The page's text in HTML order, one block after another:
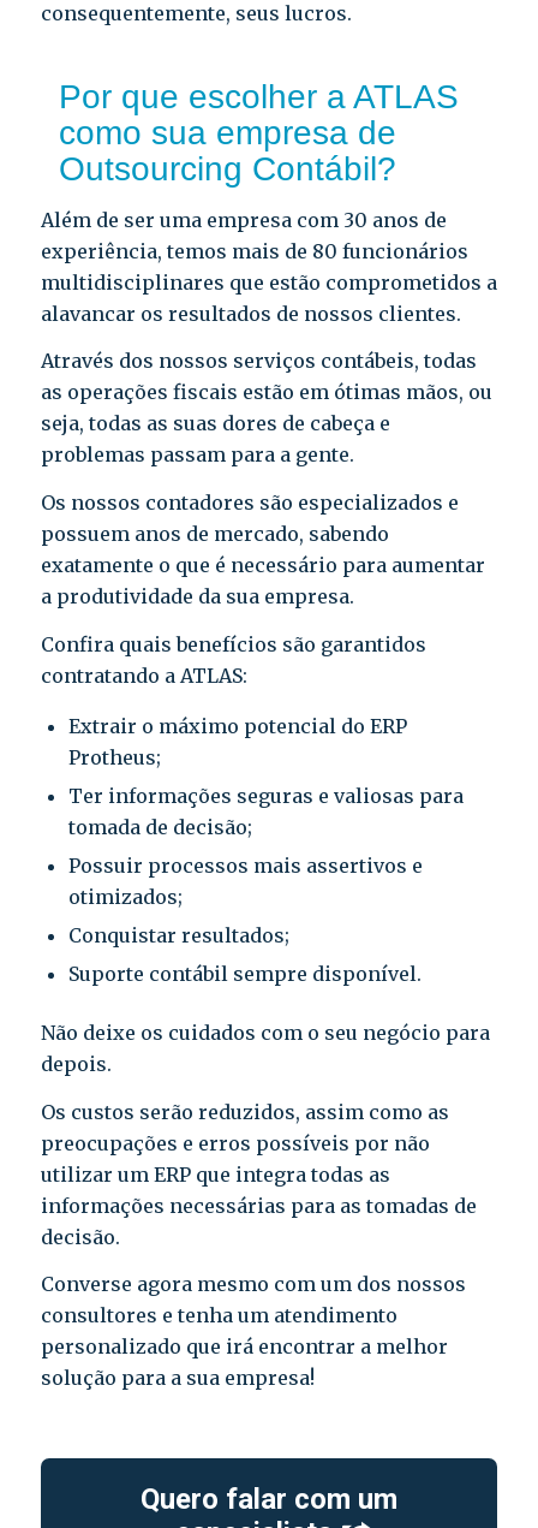
consequentemente, seus lucros.
Por que escolher a ATLAS
como sua empresa de
Outsourcing Contábil?
Além de ser uma empresa com 30 anos de
experiência, temos mais de 80 funcionários
multidisciplinares que estão comprometidos a
alavancar os resultados de nossos clientes.
Através dos nossos serviços contábeis, todas
as operações fiscais estão em ótimas mãos, ou
seja, todas as suas dores de cabeça e
problemas passam para a gente.
Os nossos contadores são especializados e
possuem anos de mercado, sabendo
exatamente o que é necessário para aumentar
a produtividade da sua empresa.
Confira quais benefícios são garantidos
contratando a ATLAS:
Extrair o máximo potencial do ERP
Protheus;
Ter informações seguras e valiosas para
tomada de decisão;
Possuir processos mais assertivos e
otimizados;
Conquistar resultados;
Suporte contábil sempre disponível.
Não deixe os cuidados com o seu negócio para
depois.
Os custos serão reduzidos, assim como as
preocupações e erros possíveis por não
utilizar um ERP que integra todas as
informações necessárias para as tomadas de
decisão.
Converse agora mesmo com um dos nossos
consultores e tenha um atendimento
personalizado que irá encontrar a melhor
solução para a sua empresa!
Quero falar com um